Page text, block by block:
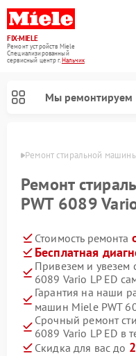
FIX-MIELE
Ремонт устройств Miele
Специализированный
cервисный центр г.Нальчик
Мы ремонтируем
Ремонт стиральной
Ремонт
PWT 6089
Стоимость ремонта
Бесплатная
Привезем и увезем
6089 Vario LP ED
Гарантия на наши
машин Miele PWT
Срочный ремонт
6089 Vario LP ED в
Скидка для вас до